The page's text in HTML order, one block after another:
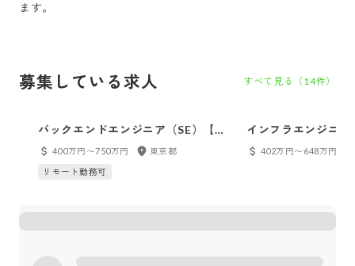
ます。
募集している求人 すべて見る（ 14件）
バックエンドエンジニア（SE）【ポ
イントメディア事業部】
400万円〜750万円
東京都
リモート勤務可
インフラエンジニ
（マーキュリー）
402万円〜648万円